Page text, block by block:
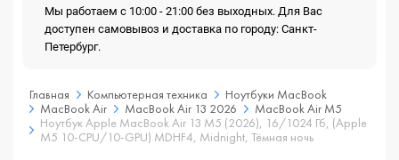
Мы работаем с 10:00 - 21:00 без выходных. Для Вас
доступен самовывоз и доставка по городу: Санкт-
Петербург.
Главная Компьютерная техника
Ноутбуки MacBook
MacBook Air
MacBook Air 13 2026
MacBook Air M5
Ноутбук Apple MacBook Air 13 M5 (2026), 16/1024 Гб, (Apple
M5 10-CPU/10-GPU) MDHF4, Midnight, Тёмная ночь